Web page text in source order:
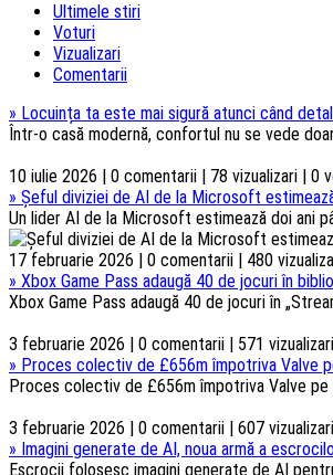
Ultimele stiri
Voturi
Vizualizari
Comentarii
» Locuința ta este mai sigură atunci când
Într-o casă modernă, confortul nu se vede
10 iulie 2026 | 0 comentarii | 78 vizualizari | 0
» Șeful diviziei de AI de la Microsoft
Un lider AI de la Microsoft estimează doi ani
17 februarie 2026 | 0 comentarii | 480
» Xbox Game Pass adaugă 40 de jocuri în
Xbox Game Pass adaugă 40 de jocuri în
3 februarie 2026 | 0 comentarii | 571
» Proces colectiv de £656m împotriva Valve
Proces colectiv de £656m împotriva Valve pe
3 februarie 2026 | 0 comentarii | 607
» Imagini generate de AI, noua armă a
Escrocii folosesc imagini generate de AI